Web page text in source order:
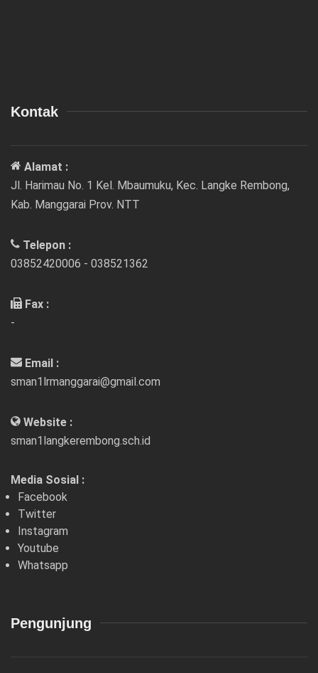
Kontak
Alamat :
Jl. Harimau No. 1 Kel. Mbaumuku, Kec. Langke Rembong,
Kab. Manggarai Prov. NTT
Telepon :
03852420006 - 038521362
Fax :
-
Email :
sman1lrmanggarai@gmail.com
Website :
sman1langkerembong.sch.id
Media Sosial :
Facebook
Twitter
Instagram
Youtube
Whatsapp
Pengunjung